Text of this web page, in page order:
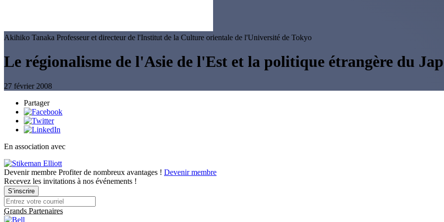
Akihiko Tanaka Professeur et directeur de l'Institut de la Culture orientale de l'Université de Tokyo
Le régionalisme de l'Asie de l'Est et la politique étrangère du
27 février 2008
Partager
En association avec
Devenir membre Profiter de nombreux avantages ! Devenir membre
Recevez les invitations à nos événements !
S’inscrire
Grands Partenaires